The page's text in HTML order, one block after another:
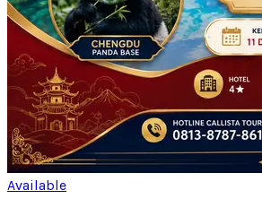
Available